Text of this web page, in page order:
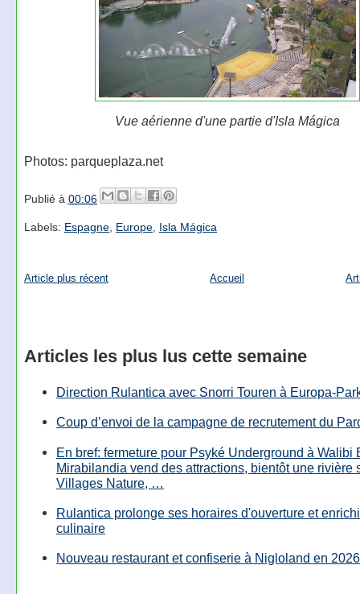
Vue aérienne d'une partie d'Isla Mágica
Photos: parqueplaza.net
Publié à 00:06
Labels: Espagne, Europe, Isla Mágica
Article plus récent Accueil
Articles les plus lus cette semaine
Direction Rulantica avec Snorri Touren à Europa-
Coup d’envoi de la campagne de recrutement du
En bref: fermeture pour Psyké Underground à Walibi
Mirabilandia vend des attractions, bientôt une rivière
Villages Nature, …
Rulantica prolonge ses horaires d'ouverture et
culinaire
Nouveau restaurant et confiserie à Nigloland en 2026